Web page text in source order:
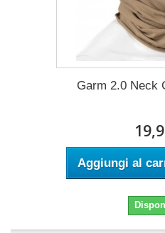
Garm 2.0 Neck
Aggiungi al